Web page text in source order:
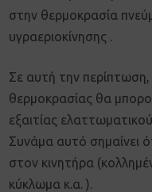
στην θερμοκρασία
υγραεριοκίνησης .
Σε αυτή την περίπτωση,
θερμοκρασίας θα
εξαιτίας
Συνάμα αυτό σημαίνει
στον κινητήρα
κύκλωμα κ.α. ).